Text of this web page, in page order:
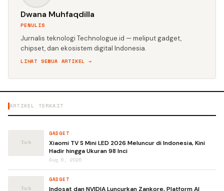
Dwana Muhfaqdilla
PENULIS
Jurnalis teknologi Technologue.id — meliput gadget,
chipset, dan ekosistem digital Indonesia.
LIHAT SEMUA ARTIKEL →
ARTIKEL TERKAIT
GADGET
Xiaomi TV S Mini LED 2026 Meluncur di Indonesia, Kini
Hadir hingga Ukuran 98 Inci
Aug 6, 2026
GADGET
Indosat dan NVIDIA Luncurkan Zankore, Platform AI